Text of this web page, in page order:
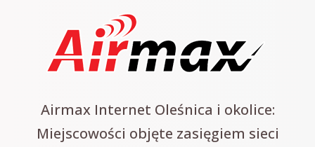
Airmax Internet Oleśnica i okolice:
Miejscowości objęte zasięgiem sieci